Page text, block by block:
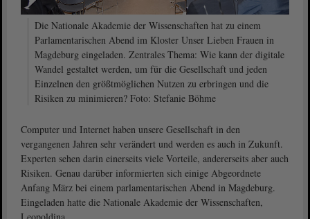
Die Nationale Akademie der Wissenschaften hat zu einem
Parlamentarischen Abend im Kloster Unser Lieben Frauen in
Magdeburg eingeladen. Zentrales Thema: Wie kann der digitale
Wandel gestaltet werden, um für die Gesellschaft und jeden
Einzelnen den größtmöglichen Nutzen zu erbringen und die
Risiken zu minimieren? Foto: Stefanie Böhme
Computer und Internet haben unsere Gesellschaft in den
vergangenen Jahren sehr verändert und werden es auch in Zukunft.
Experten sehen darin einerseits viele Vorteile, andererseits aber auch
Risiken. Genau darüber informierten sich einige Abgeordnete
Anfang März bei einem parlamentarischen Abend in Magdeburg.
Eingeladen hatte die Nationale Akademie der Wissenschaften,
Leopoldina.